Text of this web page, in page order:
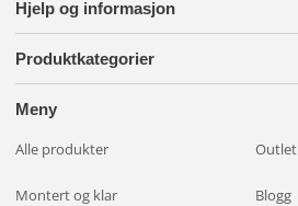
Hjelp og informasjon
Produktkategorier
Meny
Alle produkter Outlet
Montert og klar Blogg